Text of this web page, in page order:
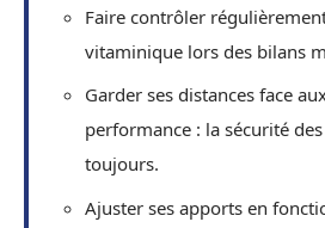
Faire contrôler
vitaminique lors des bilans
Garder ses distances face
performance : la sécurité
toujours.
Ajuster ses apports en